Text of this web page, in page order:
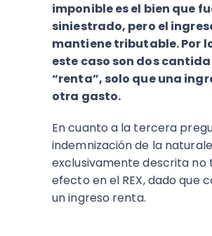
imponible es el bien que
siniestrado, pero el
mantiene tributable. Por
este caso son dos
“renta”, solo que una
otra gasto.
En cuanto a la tercera
indemnización de la
exclusivamente descrita no
efecto en el REX, dado que
uningreso renta.